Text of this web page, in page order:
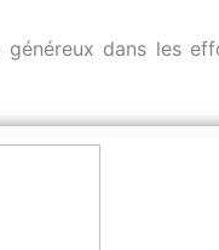
dans les